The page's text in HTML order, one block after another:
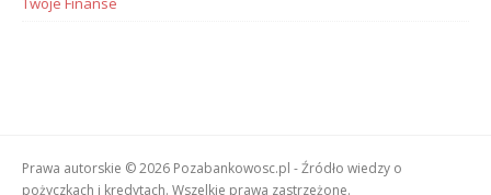
Prawa autorskie © 2026 Pozabankowosc.pl - Źródło wiedzy o
pożyczkach i kredytach. Wszelkie prawa zastrzeżone.